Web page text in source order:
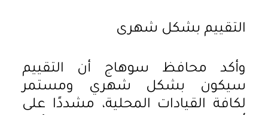
التقييم بشكل شهرى
وأكد محافظ سوهاج أن التقييم
سيكون بشكل شهري ومستمر
لكافة القيادات المحلية، مشددًا على